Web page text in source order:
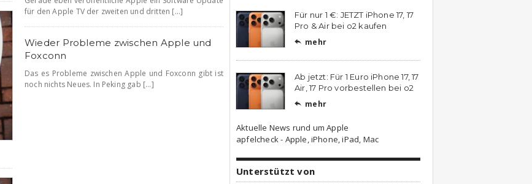
für den Apple TV der zweiten und dritten [...]
Wieder Probleme zwischen Apple und
Foxconn
Das es Probleme zwischen Apple und Foxconn gibt ist
noch nichts Neues. In Peking gab [...]
Für nur 1 €: JETZT iPhone 17, 17
Pro & Air bei o2 kaufen
 mehr
Ab jetzt: Für 1 Euro iPhone 17, 17
Air, 17 Pro vorbestellen bei o2
 mehr
Aktuelle News rund um Apple
apfelcheck - Apple, iPhone, iPad, Mac
Unterstützt von